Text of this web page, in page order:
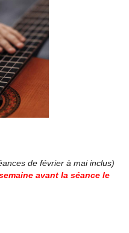
de février à mai inclus)
avant la séance le